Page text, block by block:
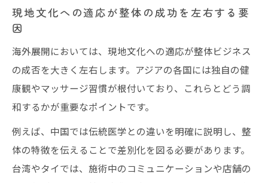
現地文化への適応が整体の成功を左右する要
因
海外展開においては、現地文化への適応が整体ビジネス
の成否を大きく左右します。アジアの各国には独自の健
康観やマッサージ習慣が根付いており、これらとどう調
和するかが重要なポイントです。
例えば、中国では伝統医学との違いを明確に説明し、整
体の特徴を伝えることで差別化を図る必要があります。
台湾やタイでは、施術中のコミュニケーションや店舗の